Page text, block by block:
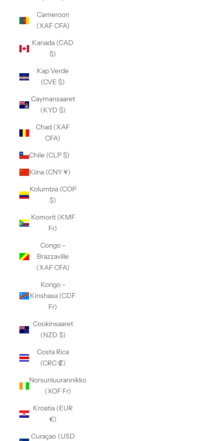
Cameroon
(XAF CFA)
Kanada (CAD
$)
Kap Verde
(CVE $)
Caymansaaret
(KYD $)
Chad (XAF
CFA)
Chile (CLP $)
Kiina (CNY ¥)
Kolumbia (COP
$)
Komorit (KMF
Fr)
Congo -
Brazzaville
(XAF CFA)
Kongo -
Kinshasa (CDF
Fr)
Cookinsaaret
(NZD $)
Costa Rica
(CRC ₡)
Norsunluurannikko
(XOF Fr)
Kroatia (EUR
€)
Curaçao (USD